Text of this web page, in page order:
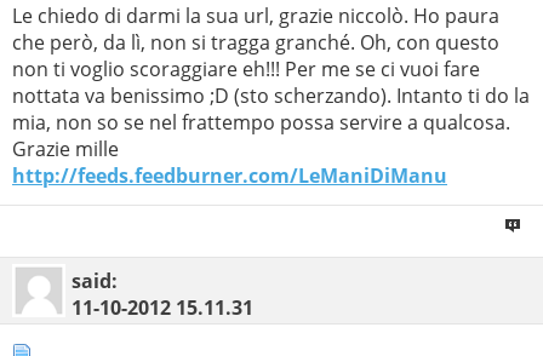
Le chiedo di darmi la sua url, grazie niccolò. Ho paura
che però, da lì, non si tragga granché. Oh, con questo
non ti voglio scoraggiare eh!!! Per me se ci vuoi fare
nottata va benissimo ;D (sto scherzando). Intanto ti do la
mia, non so se nel frattempo possa servire a qualcosa.
Grazie mille
http://feeds.feedburner.com/LeManiDiManu
said:
11-10-2012 15.11.31